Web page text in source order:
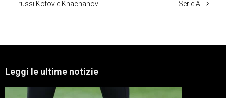
i russi Kotov e Khachanov Serie A
Leggi le ultime notizie